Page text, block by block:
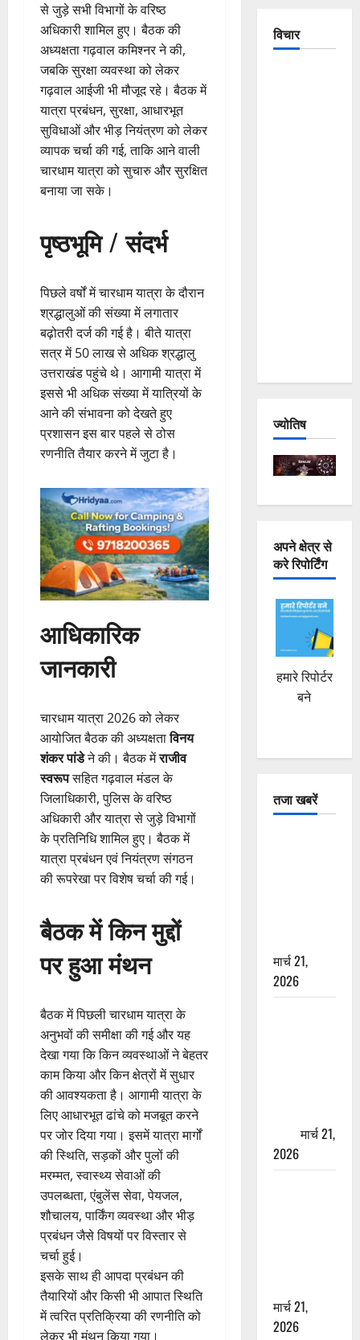
से जुड़े सभी विभागों के वरिष्ठ
अधिकारी शामिल हुए। बैठक की
अध्यक्षता गढ़वाल कमिश्नर ने की,
जबकि सुरक्षा व्यवस्था को लेकर
गढ़वाल आईजी भी मौजूद रहे। बैठक में
यात्रा प्रबंधन, सुरक्षा, आधारभूत
सुविधाओं और भीड़ नियंत्रण को लेकर
व्यापक चर्चा की गई, ताकि आने वाली
चारधाम यात्रा को सुचारु और सुरक्षित
बनाया जा सके।
पृष्ठभूमि / संदर्भ
पिछले वर्षों में चारधाम यात्रा के दौरान
श्रद्धालुओं की संख्या में लगातार
बढ़ोतरी दर्ज की गई है। बीते यात्रा
सत्र में 50 लाख से अधिक श्रद्धालु
उत्तराखंड पहुंचे थे। आगामी यात्रा में
इससे भी अधिक संख्या में यात्रियों के
आने की संभावना को देखते हुए
प्रशासन इस बार पहले से ठोस
रणनीति तैयार करने में जुटा है।
आधिकारिक
जानकारी
चारधाम यात्रा 2026 को लेकर
आयोजित बैठक की अध्यक्षताविनय
शंकर पांडेने की। बैठक मेंराजीव
स्वरूपसहित गढ़वाल मंडल के
जिलाधिकारी, पुलिस के वरिष्ठ
अधिकारी और यात्रा से जुड़े विभागों
के प्रतिनिधि शामिल हुए। बैठक में
यात्रा प्रबंधन एवं नियंत्रण संगठन
की रूपरेखा पर विशेष चर्चा की गई।
बैठक में किन मुद्दों
पर हुआ मंथन
बैठक में पिछली चारधाम यात्रा के
अनुभवों की समीक्षा की गई और यह
देखा गया कि किन व्यवस्थाओं ने बेहतर
काम किया और किन क्षेत्रों में सुधार
की आवश्यकता है। आगामी यात्रा के
लिए आधारभूत ढांचे को मजबूत करने
पर जोर दिया गया। इसमें यात्रा मार्गों
की स्थिति, सड़कों और पुलों की
मरम्मत, स्वास्थ्य सेवाओं की
उपलब्धता, एंबुलेंस सेवा, पेयजल,
शौचालय, पार्किंग व्यवस्था और भीड़
प्रबंधन जैसे विषयों पर विस्तार से
चर्चा हुई।
इसके साथ ही आपदा प्रबंधन की
तैयारियों और किसी भी आपात स्थिति
में त्वरित प्रतिक्रिया की रणनीति को
लेकर भी मंथन किया गया।
विचार
ज्योतिष
अपने क्षेत्र से
करे रिपोर्टिंग
हमारे रिपोर्टर
बने
तजा खबरें
मार्च 21,
2026
मार्च 21,
2026
मार्च 21,
2026